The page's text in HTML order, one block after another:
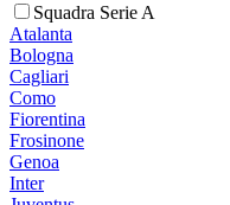
Squadra Serie A
Atalanta
Bologna
Cagliari
Como
Fiorentina
Frosinone
Genoa
Inter